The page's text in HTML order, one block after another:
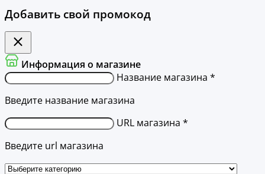
Добавить свой промокод
Информация о магазине
Название магазина *
Введите название магазина
URL магазина *
Введите url магазина